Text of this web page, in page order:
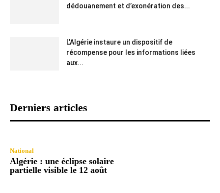
dédouanement et d’exonération des...
L’Algérie instaure un dispositif de
récompense pour les informations liées
aux...
Derniers articles
National
Algérie : une éclipse solaire
partielle visible le 12 août